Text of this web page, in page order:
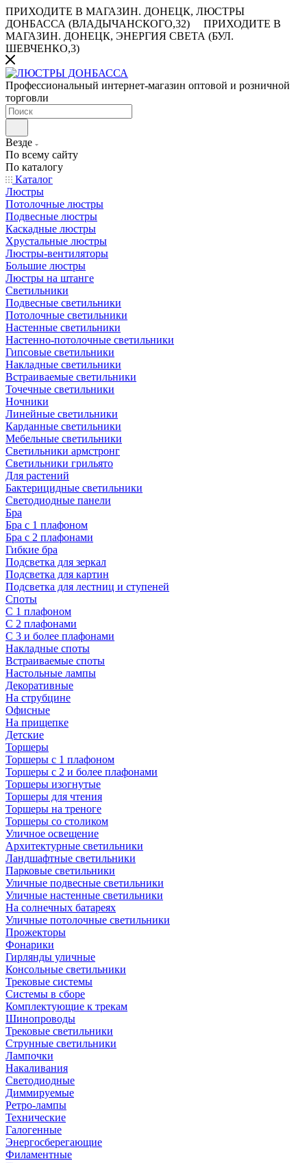
ПРИХОДИТЕ В МАГАЗИН. ДОНЕЦК, ЛЮСТРЫ
ДОНБАССА (ВЛАДЫЧАНСКОГО,32)
ПРИХОДИТЕ В
МАГАЗИН. ДОНЕЦК, ЭНЕРГИЯ СВЕТА (БУЛ.
ШЕВЧЕНКО,3)
Профессиональный интернет-магазин оптовой и розничной
торговли
Везде
По всему сайту
По каталогу
Каталог
Люстры
Потолочные люстры
Подвесные люстры
Каскадные люстры
Хрустальные люстры
Люстры-вентиляторы
Большие люстры
Люстры на штанге
Светильники
Подвесные светильники
Потолочные светильники
Настенные светильники
Настенно-потолочные светильники
Гипсовые светильники
Накладные светильники
Встраиваемые светильники
Точечные светильники
Ночники
Линейные светильники
Карданные светильники
Мебельные светильники
Светильники армстронг
Светильники грильято
Для растений
Бактерицидные светильники
Светодиодные панели
Бра
Бра с 1 плафоном
Бра с 2 плафонами
Гибкие бра
Подсветка для зеркал
Подсветка для картин
Подсветка для лестниц и ступеней
Споты
С 1 плафоном
С 2 плафонами
С 3 и более плафонами
Накладные споты
Встраиваемые споты
Настольные лампы
Декоративные
На струбцине
Офисные
На прищепке
Детские
Торшеры
Торшеры с 1 плафоном
Торшеры с 2 и более плафонами
Торшеры изогнутые
Торшеры для чтения
Торшеры на треноге
Торшеры со столиком
Уличное освещение
Архитектурные светильники
Ландшафтные светильники
Парковые светильники
Уличные подвесные светильники
Уличные настенные светильники
На солнечных батареях
Уличные потолочные светильники
Прожекторы
Фонарики
Гирлянды уличные
Консольные светильники
Трековые системы
Системы в сборе
Комплектующие к трекам
Шинопроводы
Трековые светильники
Струнные светильники
Лампочки
Накаливания
Светодиодные
Диммируемые
Ретро-лампы
Технические
Галогенные
Энергосберегающие
Филаментные